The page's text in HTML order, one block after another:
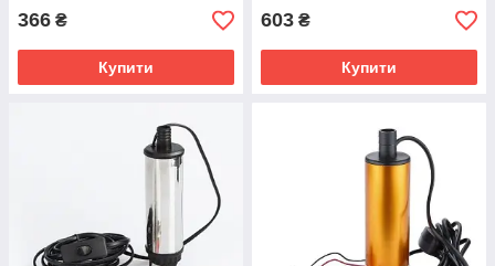
366 ₴
Купити
603 ₴
Купити